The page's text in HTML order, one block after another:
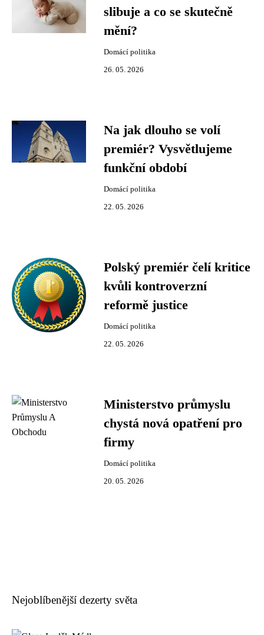
slibuje a co se skutečně
mění?
Domácí politika
26. 05. 2026
Na jak dlouho se volí
premiér? Vysvětlujeme
funkční období
Domácí politika
22. 05. 2026
Polský premiér čelí kritice
kvůli kontroverzní
reformě justice
Domácí politika
22. 05. 2026
Ministerstvo průmyslu
chystá nová opatření pro
firmy
Domácí politika
20. 05. 2026
Nejoblíbenější dezerty světa